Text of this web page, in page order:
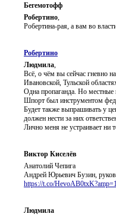
Бегемотофф
Робертино
Робертина-рая, а вам во
Робертино
Людмила
Всё, о чём вы сейчас гневно
Ивановской, Тульской
Одна пропаганда. Но местные
Шпорт был инструментом
Будет также выпрашивать у
должен нести за них
Лично меня не устраивает ни
Виктор Киселёв
Анатолий Чепига
Андрей Юрьевич Бузин,
https://t.co/HevoAB0txK?amp=1
Людмила